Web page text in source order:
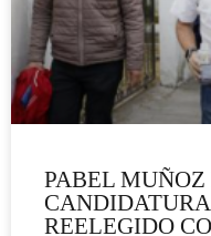
PABEL
CANDIDATURA
REELEGIDO